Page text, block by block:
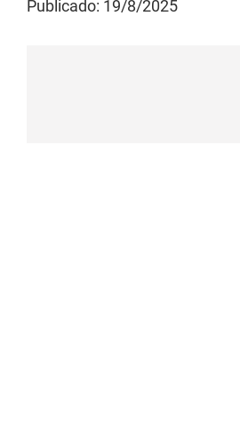
Publicado: 19/8/2025